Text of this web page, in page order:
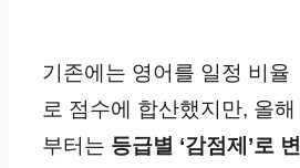
기존에는 영어를 일정 비율
로 점수에 합산했지만, 올해
부터는 등급별 ‘감점제’로 변